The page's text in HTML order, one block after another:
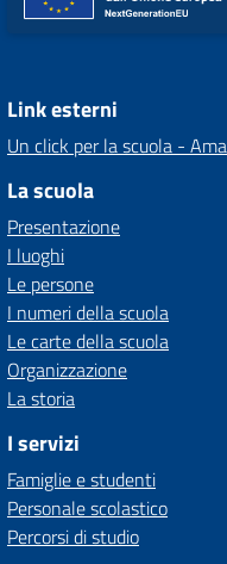
Link esterni
Un click per la scuola -
La scuola
Presentazione
I luoghi
Le persone
I numeri della scuola
Le carte della scuola
Organizzazione
La storia
I servizi
Famiglie e studenti
Personale scolastico
Percorsi di studio